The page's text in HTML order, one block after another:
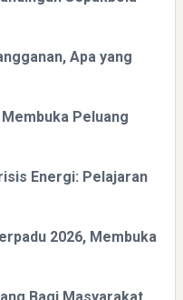
Apa yang
Peluang
Energi: Pelajaran
2026, Membuka